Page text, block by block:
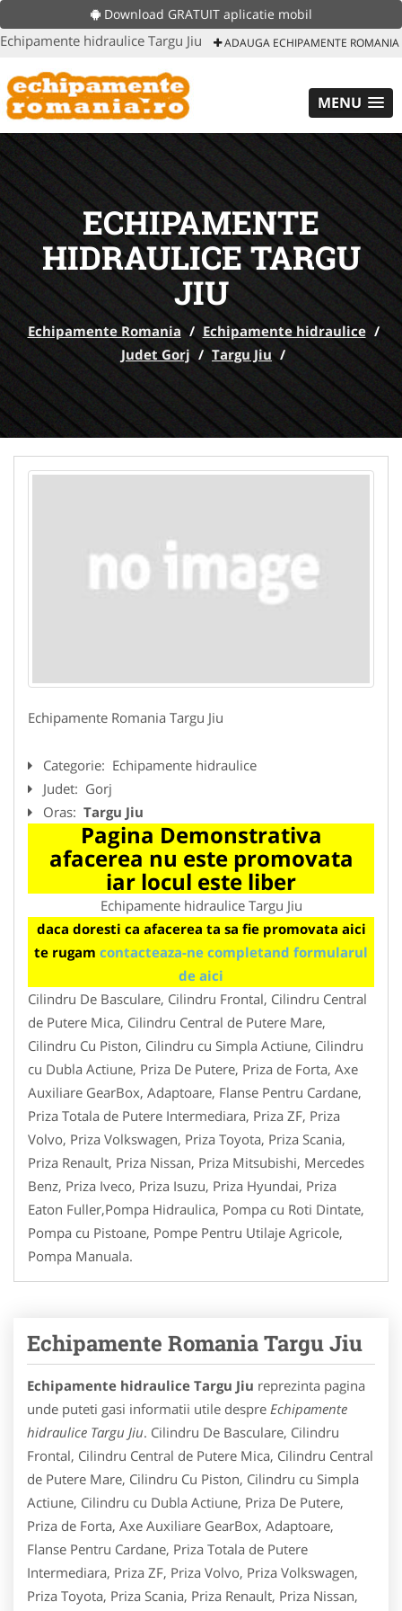
Download GRATUIT aplicatie mobil
Echipamente hidraulice Targu Jiu ADAUGA ECHIPAMENTE ROMANIA
MENU
ECHIPAMENTE
HIDRAULICE TARGU
JIU
Echipamente Romania / Echipamente hidraulice /
Judet Gorj / Targu Jiu /
Echipamente Romania Targu Jiu
Categorie: Echipamente hidraulice
Judet: Gorj
Oras: Targu Jiu
Pagina Demonstrativa
afacerea nu este promovata
iar locul este liber
Echipamente hidraulice Targu Jiu
daca doresti ca afacerea ta sa fie promovata aici
te rugam contacteaza-ne completand formularul
de aici
Cilindru De Basculare, Cilindru Frontal, Cilindru Central
de Putere Mica, Cilindru Central de Putere Mare,
Cilindru Cu Piston, Cilindru cu Simpla Actiune, Cilindru
cu Dubla Actiune, Priza De Putere, Priza de Forta, Axe
Auxiliare GearBox, Adaptoare, Flanse Pentru Cardane,
Priza Totala de Putere Intermediara, Priza ZF, Priza
Volvo, Priza Volkswagen, Priza Toyota, Priza Scania,
Priza Renault, Priza Nissan, Priza Mitsubishi, Mercedes
Benz, Priza Iveco, Priza Isuzu, Priza Hyundai, Priza
Eaton Fuller,Pompa Hidraulica, Pompa cu Roti Dintate,
Pompa cu Pistoane, Pompe Pentru Utilaje Agricole,
Pompa Manuala.
Echipamente Romania Targu Jiu
Echipamente hidraulice Targu Jiu reprezinta pagina
unde puteti gasi informatii utile despre Echipamente
hidraulice Targu Jiu. Cilindru De Basculare, Cilindru
Frontal, Cilindru Central de Putere Mica, Cilindru Central
de Putere Mare, Cilindru Cu Piston, Cilindru cu Simpla
Actiune, Cilindru cu Dubla Actiune, Priza De Putere,
Priza de Forta, Axe Auxiliare GearBox, Adaptoare,
Flanse Pentru Cardane, Priza Totala de Putere
Intermediara, Priza ZF, Priza Volvo, Priza Volkswagen,
Priza Toyota, Priza Scania, Priza Renault, Priza Nissan,